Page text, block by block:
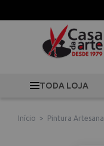
TODA LOJA
Início > Pintura Artesanal